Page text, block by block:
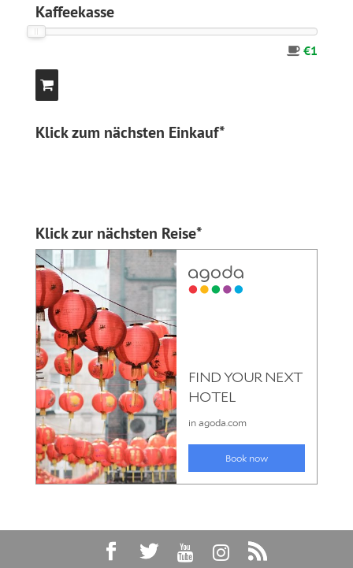
Kaffeekasse
€1
Klick zum nächsten Einkauf*
Klick zur nächsten Reise*